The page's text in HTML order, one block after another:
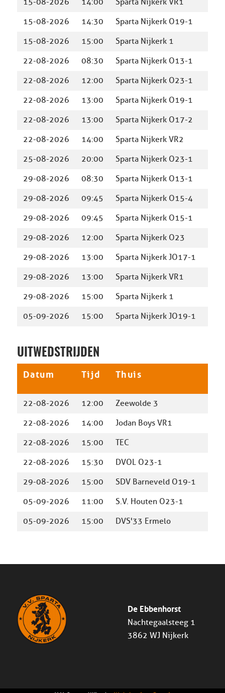
15-08-2026
14:00 Sparta Nijkerk VR1
15-08-2026
14:30 Sparta Nijkerk O19-1
15-08-2026
15:00 Sparta Nijkerk 1
22-08-2026
08:30 Sparta Nijkerk O13-1
22-08-2026
12:00 Sparta Nijkerk O23-1
22-08-2026
13:00 Sparta Nijkerk O19-1
22-08-2026
13:00 Sparta Nijkerk O17-2
22-08-2026
14:00 Sparta Nijkerk VR2
25-08-2026
20:00 Sparta Nijkerk O23-1
29-08-2026
08:30 Sparta Nijkerk O13-1
29-08-2026
09:45 Sparta Nijkerk O15-4
29-08-2026
09:45 Sparta Nijkerk O15-1
29-08-2026
12:00 Sparta Nijkerk O23
29-08-2026
13:00 Sparta Nijkerk JO17-1
29-08-2026
13:00 Sparta Nijkerk VR1
29-08-2026
15:00 Sparta Nijkerk 1
05-09-2026
15:00 Sparta Nijkerk JO19-1
UITWEDSTRIJDEN
Datum Tijd Thuis
22-08-2026 12:00 Zeewolde 3
22-08-2026
14:00 Jodan Boys VR1
22-08-2026
15:00 TEC
22-08-2026
15:30 DVOL O23-1
29-08-2026
15:00 SDV Barneveld O19-1
05-09-2026
11:00 S.V. Houten O23-1
05-09-2026
15:00 DVS'33 Ermelo
De Ebbenhorst
Nachtegaalsteeg 1
3862 WJ Nijkerk